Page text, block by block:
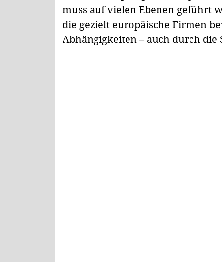
muss auf vielen Ebenen geführt
die gezielt europäische Firmen
Abhängigkeiten – auch durch die